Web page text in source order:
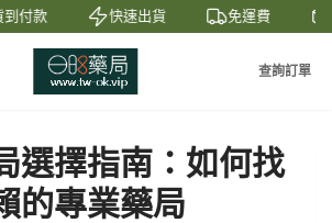
付款 快速出貨 免運費
查詢訂單
選擇指南：如何找
的專業藥局